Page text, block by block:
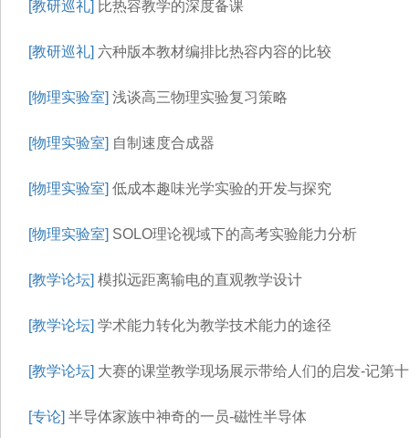
[教研巡礼] 比热容教学的深度备课
[教研巡礼] 六种版本教材编排比热容内容的比较
[物理实验室] 浅谈高三物理实验复习策略
[物理实验室] 自制速度合成器
[物理实验室] 低成本趣味光学实验的开发与探究
[物理实验室] SOLO理论视域下的高考实验能力分析
[教学论坛] 模拟远距离输电的直观教学设计
[教学论坛] 学术能力转化为教学技术能力的途径
[教学论坛] 大赛的课堂教学现场展示带给人们的启发-记第
[专论] 半导体家族中神奇的一员-磁性半导体